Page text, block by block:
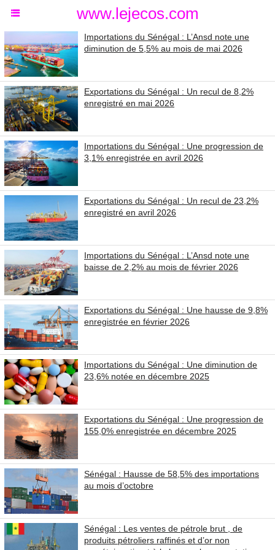
www.lejecos.com
Importations du Sénégal : L’Ansd note une
diminution de 5,5% au mois de mai 2026
Exportations du Sénégal : Un recul de 8,2%
enregistré en mai 2026
Importations du Sénégal : Une progression de
3,1% enregistrée en avril 2026
Exportations du Sénégal : Un recul de 23,2%
enregistré en avril 2026
Importations du Sénégal : L’Ansd note une
baisse de 2,2% au mois de février 2026
Exportations du Sénégal : Une hausse de 9,8%
enregistrée en février 2026
Importations du Sénégal : Une diminution de
23,6% notée en décembre 2025
Exportations du Sénégal : Une progression de
155,0% enregistrée en décembre 2025
Sénégal : Hausse de 58,5% des importations
au mois d’octobre
Sénégal : Les ventes de pétrole brut , de
produits pétroliers raffinés et d’or non